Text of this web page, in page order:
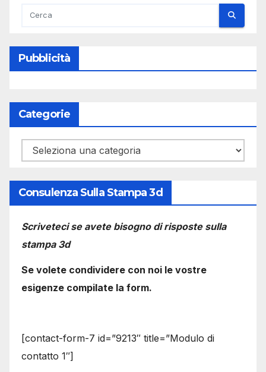
Pubblicità
Categorie
Categorie
Consulenza Sulla Stampa 3d
Scriveteci se avete bisogno di risposte sulla
stampa 3d
Se volete condividere con noi le vostre
esigenze compilate la form.
[contact-form-7 id=”9213″ title=”Modulo di
contatto 1″]